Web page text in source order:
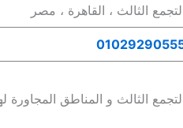
الثالث ، القاهرة ، مصر
الثالث و المناطق المجاورة